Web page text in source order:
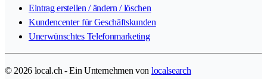
Eintrag erstellen / ändern / löschen
Kundencenter für Geschäftskunden
Unerwünschtes Telefonmarketing
© 2026 local.ch - Ein Unternehmen von localsearch